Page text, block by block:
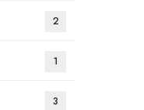
2
1
3